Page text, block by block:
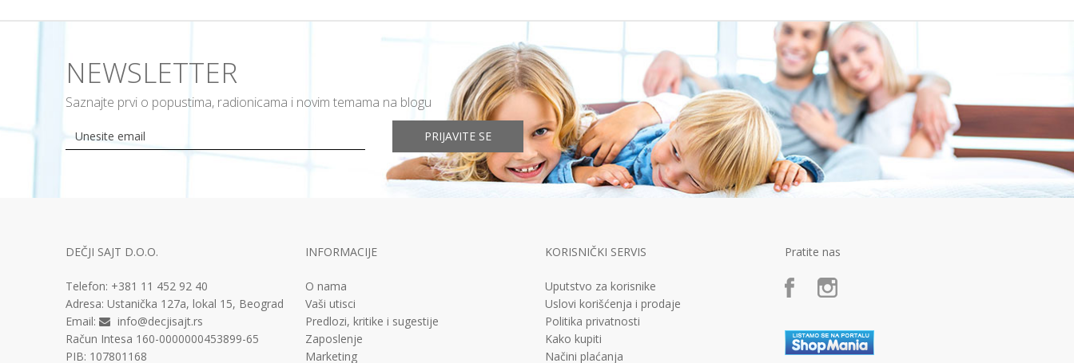
NEWSLETTER
Saznajte prvi o popustima, radionicama i novim temama na blogu
PRIJAVITE SE
DEČJI SAJT D.O.O.
Telefon: +381 11 452 92 40
Adresa: Ustanička 127a, lokal 15, Beograd
Email:
info@decjisajt.rs
Račun Intesa 160-0000000453899-65
PIB: 107801168
INFORMACIJE
O nama
Vaši utisci
Predlozi, kritike i sugestije
Zaposlenje
Marketing
KORISNIČKI SERVIS
Uputstvo za korisnike
Uslovi korišćenja i prodaje
Politika privatnosti
Kako kupiti
Načini plaćanja
Pratite nas